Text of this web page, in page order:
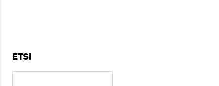
ETSI